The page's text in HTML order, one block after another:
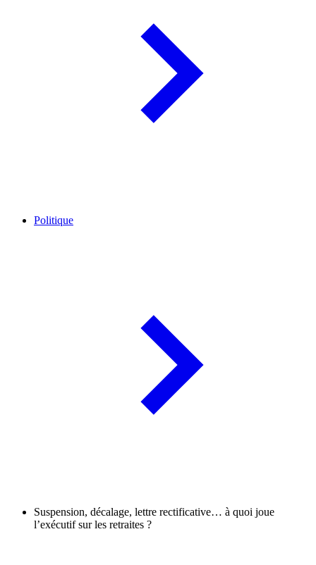
Politique
Suspension, décalage, lettre rectificative… à quoi joue
l’exécutif sur les retraites ?